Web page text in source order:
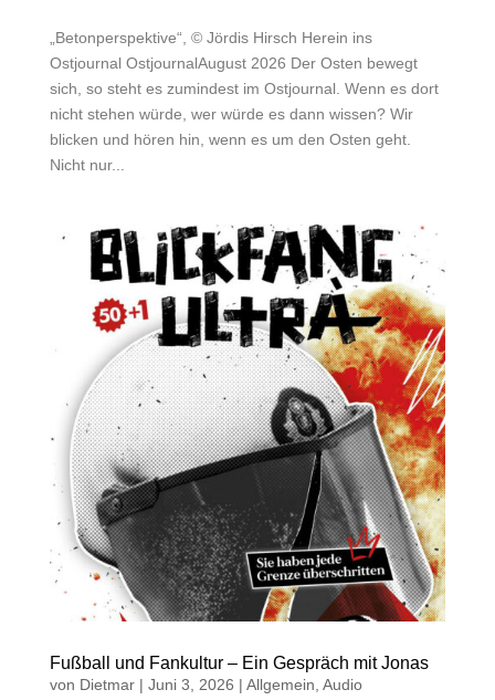
„Betonperspektive“, © Jördis Hirsch Herein ins
Ostjournal OstjournalAugust 2026 Der Osten bewegt
sich, so steht es zumindest im Ostjournal. Wenn es dort
nicht stehen würde, wer würde es dann wissen? Wir
blicken und hören hin, wenn es um den Osten geht.
Nicht nur...
Fußball und Fankultur – Ein Gespräch mit Jonas
von Dietmar| Juni 3, 2026 | Allgemein Audio